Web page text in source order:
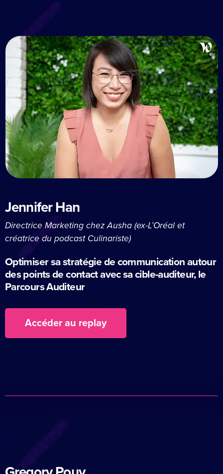
Jennifer Han
Directrice Marketing chez Ausha (ex-L’Oréal et
créatrice du podcast Culinariste)
Optimiser sa stratégie de communication autour
des points de contact avec sa cible-auditeur, le
Parcours Auditeur
Accéder au replay